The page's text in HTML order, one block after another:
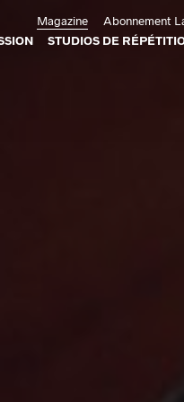
principalMagazine
Abonnement
STUDIOS DE